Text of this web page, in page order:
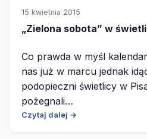
15 kwietnia 2015
„Zielona sobota” w
Co prawda w myśl
nas już w marcu jednak
podopieczni świetlicy w
pożegnali…
Czytaj dalej →